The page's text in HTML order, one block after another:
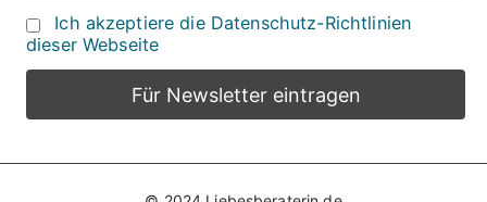
Ich akzeptiere die Datenschutz-Richtlinien
dieser Webseite